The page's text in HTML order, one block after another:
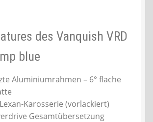
des Vanquish VRD
blue
Aluminiumrahmen – 6° flache
Karosserie (vorlackiert)
Gesamtübersetzung